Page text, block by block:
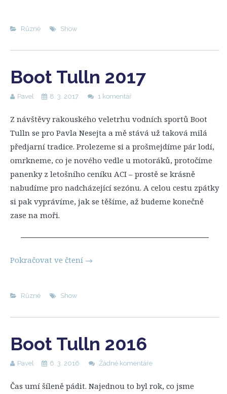
Různé Show
Boot Tulln 2017
Pavel 8. 3. 2017 1 komentář
Z návštěvy rakouského veletrhu vodních sportů Boot
Tulln se pro Pavla Nesejta a mě stává už taková milá
předjarní tradice. Prolezeme si a prošmejdíme pár lodí,
omrkneme, co je nového vedle u motoráků, protočíme
panenky z letošního ceníku ACI – prostě se krásně
nabudíme pro nadcházející sezónu. A celou cestu zpátky
si pak vyprávíme, jak se těšíme, až budeme konečně
zase na moři.
Pokračovat ve čtení →
Různé Show
Boot Tulln 2016
Pavel 6. 3. 2016 Žádné komentáře
Čas umí šíleně pádit. Najednou to byl rok, co jsme